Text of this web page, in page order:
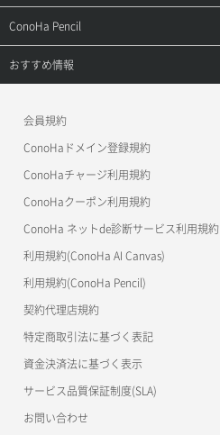
よくある質問
APIドキュメントVPS2.0
APIドキュメントVPS3.0
APIドキュメントVPS2.0
APIドキュメントVPS3.0
ご利用ガイド
サポートトップ
ご利用ガイド
ConoHa Pencil
サポートトップ
おすすめ情報
美雲このは徹底ガイド
会員規約
ConoHaドメイン登録規約
ConoHaチャージ利用規約
ConoHaクーポン利用規約
ConoHa ネットde診断サービス利用規約
利用規約(ConoHa AI Canvas)
利用規約(ConoHa Pencil)
契約代理店規約
特定商取引法に基づく表記
資金決済法に基づく表示
サービス品質保証制度(SLA)
お問い合わせ